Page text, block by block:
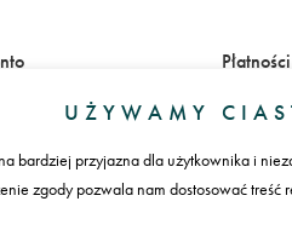
Płatności
UŻYWAMY
bardziej przyjazna dla użytkownika i
zgody pozwala nam dostosować